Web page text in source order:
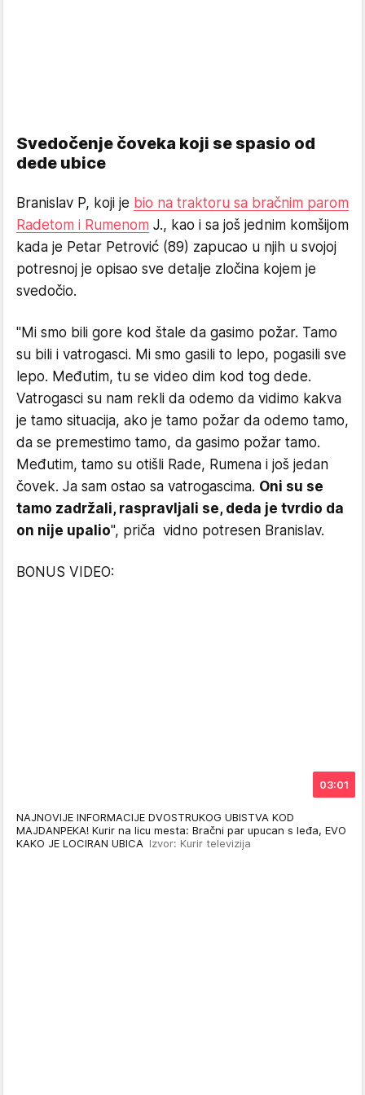
Svedočenje čoveka koji se spasio od
dede ubice
Branislav P, koji je bio na traktoru sa bračnim parom
Radetom i Rumenom J., kao i sa još jednim komšijom
kada je Petar Petrović (89) zapucao u njih u svojoj
potresnoj je opisao sve detalje zločina kojem je
svedočio.
"Mi smo bili gore kod štale da gasimo požar. Tamo
su bili i vatrogasci. Mi smo gasili to lepo, pogasili sve
lepo. Međutim, tu se video dim kod tog dede.
Vatrogasci su nam rekli da odemo da vidimo kakva
je tamo situacija, ako je tamo požar da odemo tamo,
da se premestimo tamo, da gasimo požar tamo.
Međutim, tamo su otišli Rade, Rumena i još jedan
čovek. Ja sam ostao sa vatrogascima. Oni su se
tamo zadržali, raspravljali se, deda je tvrdio da
on nije upalio", priča vidno potresen Branislav.
BONUS VIDEO:
03:01
NAJNOVIJE INFORMACIJE DVOSTRUKOG UBISTVA KOD
MAJDANPEKA! Kurir na licu mesta: Bračni par upucan s leđa, EVO
KAKO JE LOCIRAN UBICA Izvor: Kurir televizija